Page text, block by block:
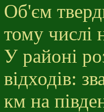
Об'єм
тому числі
У районі
відходів:
км на